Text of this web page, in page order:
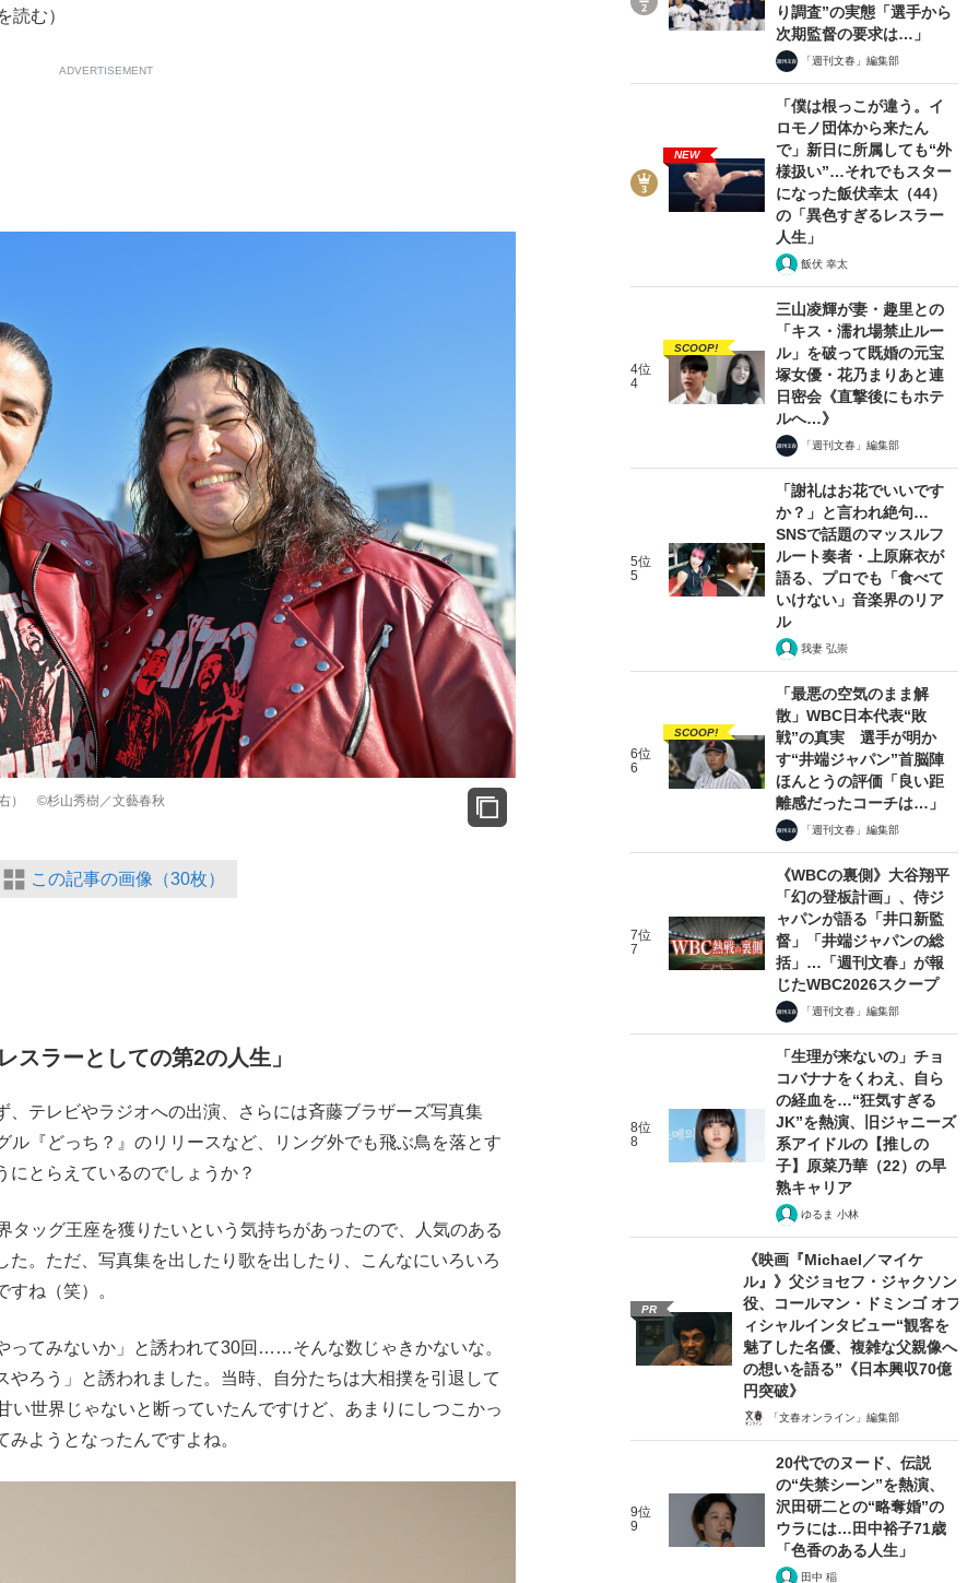
読む）
ADVERTISEMENT
） ©杉山秀樹／文藝春秋
この記事の画像（30枚）
スラーとしての第2の人生」
テレビやラジオへの出演、さらには斉藤ブラザーズ写真集
ル『どっち？』のリリースなど、リング外でも飛ぶ鳥を落とす
とらえているのでしょうか？
ッグ王座を獲りたいという気持ちがあったので、人気のある
。ただ、写真集を出したり歌を出したり、こんなにいろいろ
ね（笑）。
てみないか」と誘われて30回……そんな数じゃきかないな。
ろう」と誘われました。当時、自分たちは大相撲を引退して
い世界じゃないと断っていたんですけど、あまりにしつこかっ
ようとなったんですよね。
り調査”の実態「選手から
次期監督の要求は…」
「週刊文春」編集部
NEW
「僕は根っこが違う。イ
ロモノ団体から来たん
で」新日に所属しても“外
様扱い”…それでもスター
になった飯伏幸太（44）
の「異色すぎるレスラー
人生」
飯伏 幸太
4位
4
SCOOP!
三山凌輝が妻・趣里との
「キス・濡れ場禁止ルー
ル」を破って既婚の元宝
塚女優・花乃まりあと連
日密会《直撃後にもホテ
ルへ…》
「週刊文春」編集部
5位
5
「謝礼はお花でいいです
か？」と言われ絶句…
SNSで話題のマッスルフ
ルート奏者・上原麻衣が
語る、プロでも「食べて
いけない」音楽界のリア
ル
我妻 弘崇
6位
6
SCOOP!
「最悪の空気のまま解
散」WBC日本代表“敗
戦”の真実 選手が明か
す“井端ジャパン”首脳陣
ほんとうの評価「良い距
離感だったコーチは…」
「週刊文春」編集部
7位
7
《WBCの裏側》大谷翔平
「幻の登板計画」、侍ジ
ャパンが語る「井口新監
督」「井端ジャパンの総
括」…「週刊文春」が報
じたWBC2026スクープ
「週刊文春」編集部
8位
8
「生理が来ないの」チョ
コバナナをくわえ、自ら
の経血を…“狂気すぎる
JK”を熱演、旧ジャニーズ
系アイドルの【推しの
子】原菜乃華（22）の早
熟キャリア
ゆるま 小林
PR
《映画『Michael／マイケ
ル』》父ジョセフ・ジャクソン
役、コールマン・ドミンゴ オフ
ィシャルインタビュー“観客を
魅了した名優、複雑な父親像へ
の想いを語る”《日本興収70億
円突破》
「文春オンライン」編集部
9位
9
20代でのヌード、伝説
の“失禁シーン”を熱演、
沢田研二との“略奪婚”の
ウラには…田中裕子71歳
「色香のある人生」
田中 稲